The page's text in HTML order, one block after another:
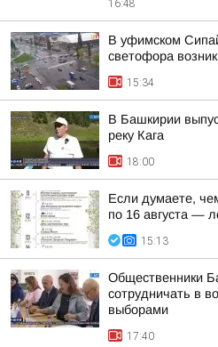
16:48
В уфимском
светофора
15:34
В Башкирии
реку Кага
18:00
Если думаете,
по 16 августа —
15:13
Общественники
сотрудничать в
выборами
17:40